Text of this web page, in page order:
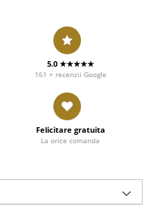
5.0 ★★★★★
161 + recenzii Google
Felicitare gratuita
La orice comanda